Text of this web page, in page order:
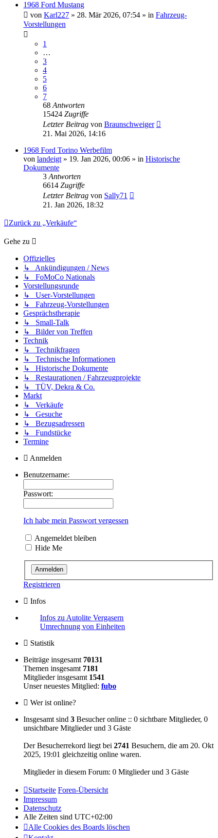
1968 Ford Mustang
von Karl227 » 28. Mär 2026, 07:54 » in Fahrzeug-
Vorstellungen
1
…
3
4
5
6
7
68 Antworten
15424 Zugriffe
Letzter Beitrag von Braunschweiger
21. Mai 2026, 14:16
1968 Ford Torino Werbefilm
von landeigt » 19. Jan 2026, 00:06 » in Historische
Dokumente
3 Antworten
6614 Zugriffe
Letzter Beitrag von Sally71
21. Jan 2026, 18:32
Zurück zu „Verkäufe“
Gehe zu
Offizielles
↳ Ankündigungen / News
↳ FoMoCo Nationals
Vorstellungsrunde
↳ User-Vorstellungen
↳ Fahrzeug-Vorstellungen
Gesprächstherapie
↳ Small-Talk
↳ Bilder von Treffen
Technik
↳ Technikfragen
↳ Technische Informationen
↳ Historische Dokumente
↳ Restaurationen / Fahrzeugprojekte
↳ TÜV, Dekra & Co.
Markt
↳ Verkäufe
↳ Gesuche
↳ Bezugsadressen
↳ Fundstücke
Termine
Anmelden
Benutzername:
Passwort:
Ich habe mein Passwort vergessen
Angemeldet bleiben
Hide Me
Registrieren
Infos
Infos zu Autolite Vergasern
Umrechnung von Einheiten
Statistik
Beiträge insgesamt 70131
Themen insgesamt 7181
Mitglieder insgesamt 1541
Unser neuestes Mitglied: fubo
Wer ist online?
Insgesamt sind 3 Besucher online :: 0 sichtbare Mitglieder, 0
unsichtbare Mitglieder und 3 Gäste
Der Besucherrekord liegt bei 2741 Besuchern, die am 20. Okt
2025, 19:01 gleichzeitig online waren.
Mitglieder in diesem Forum: 0 Mitglieder und 3 Gäste
Startseite Foren-Übersicht
Impressum
Datenschutz
Alle Zeiten sind UTC+02:00
Alle Cookies des Boards löschen